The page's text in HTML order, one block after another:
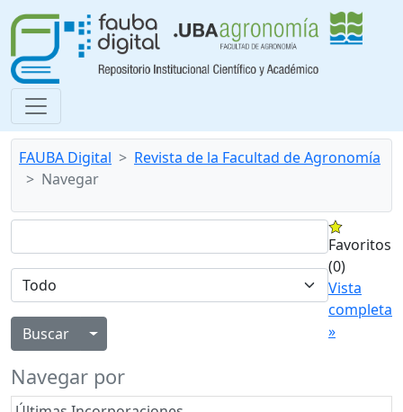
FAUBA Digital
Revista de la Facultad de Agronomía
Navegar
Alternar menú desplegable
Favoritos
(0)
Vista
completa
»
Navegar por